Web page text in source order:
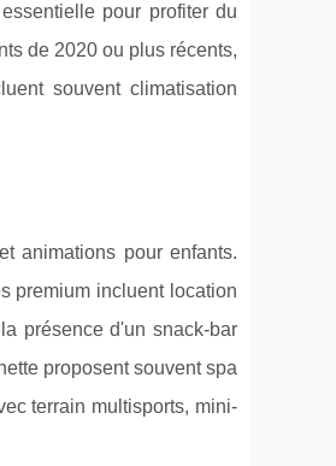
pour profiter du
de 2020 ou plus récents,
souvent climatisation
animations pour enfants.
premium incluent location
présence d'un snack-bar
proposent souvent spa
terrain multisports, mini-